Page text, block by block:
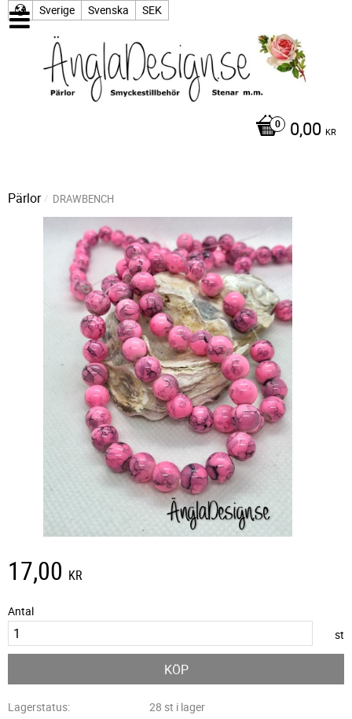
Sverige Svenska SEK
0,00 KR
Pärlor DRAWBENCH
17,00 KR
Antal
st
KÖP
Lagerstatus
28 st i lager